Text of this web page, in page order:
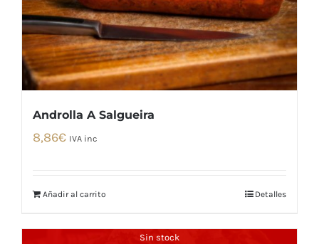
Androlla A Salgueira
8,86€ IVA inc
Añadir al carrito Detalles
Sin stock